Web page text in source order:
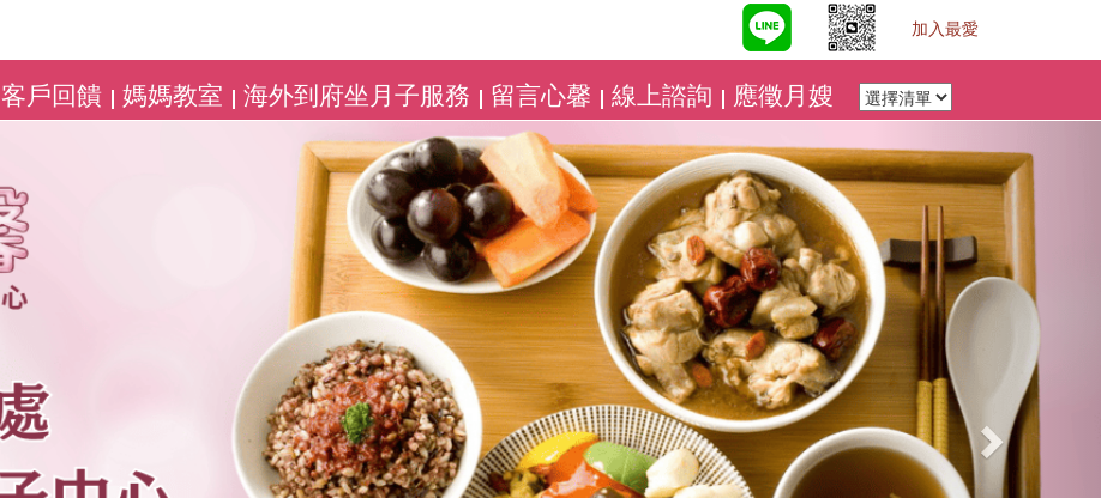
加入最愛
客戶回饋 媽媽教室 海外到府坐月子服務 留言心馨 線上諮詢 應徵月嫂